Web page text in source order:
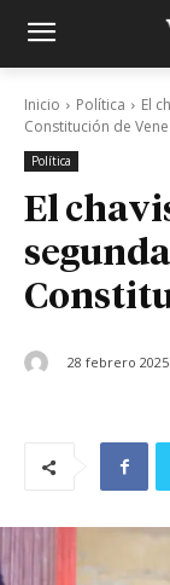
Inicio Política
El
Constitución de
Política
El
28 febrero 2025